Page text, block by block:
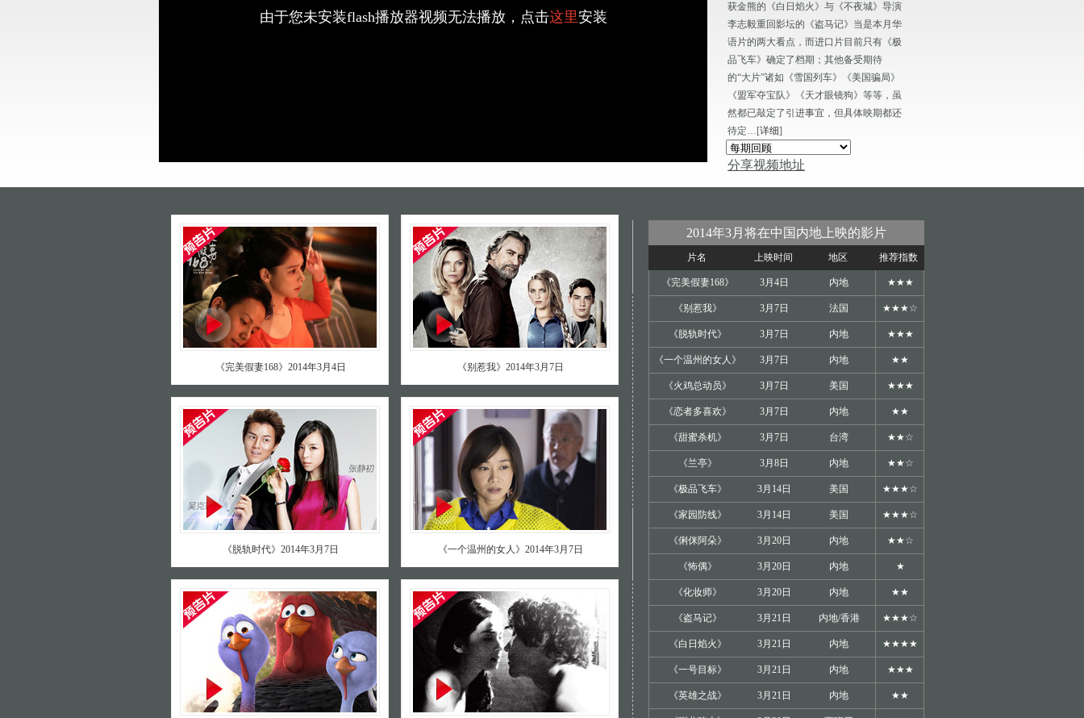
由于您未安装flash播放器视频无法播放，点击这里安装
获金熊的《白日焰火》与《不夜城》导演
李志毅重回影坛的《盗马记》当是本月华
语片的两大看点，而进口片目前只有《极
品飞车》确定了档期；其他备受期待
的“大片”诸如《雪国列车》《美国骗局》
《盟军夺宝队》《天才眼镜狗》等等，虽
然都已敲定了引进事宜，但具体映期都还
待定…[详细]
分享视频地址
《完美假妻168》2014年3月4日 《别惹我》2014年3月7日
《脱轨时代》2014年3月7日 《一个温州的女人》2014年3月7日
2014年3月将在中国内地上映的影片
片名 上映时间 地区 推荐指数
《完美假妻168》 3月4日 内地 ★★★
《别惹我》 3月7日 法国 ★★★☆
《脱轨时代》 3月7日 内地 ★★★
《一个温州的女人》 3月7日 内地 ★★
《火鸡总动员》 3月7日 美国 ★★★
《恋者多喜欢》 3月7日 内地 ★★
《甜蜜杀机》 3月7日 台湾 ★★☆
《兰亭》 3月8日 内地 ★★☆
《极品飞车》 3月14日 美国 ★★★☆
《家园防线》 3月14日 美国 ★★★☆
《俐侎阿朵》 3月20日 内地 ★★☆
《怖偶》 3月20日 内地 ★
《化妆师》 3月20日 内地 ★★
《盗马记》 3月21日 内地/香港 ★★★☆
《白日焰火》 3月21日 内地 ★★★★
《一号目标》 3月21日 内地 ★★★
《英雄之战》 3月21日 内地 ★★